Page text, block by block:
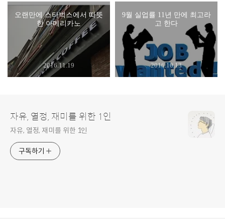
오랜만에 스타벅스에서 따뜻
한 아메리카노
2016.11.19
9월 실업률 11년 만에 최고라
고 한다
2016.10.13
자유, 열정, 재미를 위한 1인
자유, 열정, 재미를 위한 1인
구독하기